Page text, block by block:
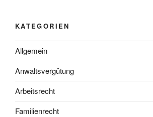
KATEGORIEN
Allgemein
Anwaltsvergütung
Arbeitsrecht
Familienrecht